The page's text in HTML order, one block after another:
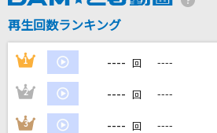
ギブス
椎名林檎
Catch up,latency
UNISON SQUARE GARDEN
再生回数ランキング
1 ---- 回 ----
2 ---- 回 ----
3 ---- 回 ----